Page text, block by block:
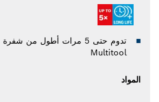
Multitool
المواد